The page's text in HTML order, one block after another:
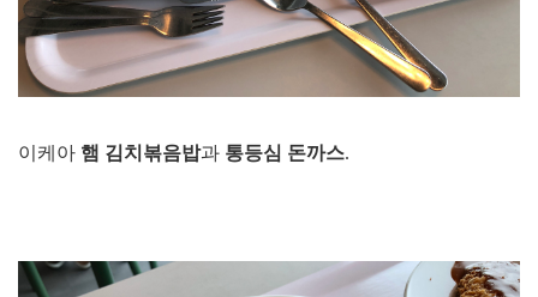
이케아 햄 김치볶음밥과 통등심 돈까스.